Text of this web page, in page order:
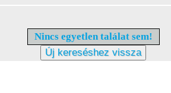
Nincs egyetlen találat sem!
Új kereséshez vissza